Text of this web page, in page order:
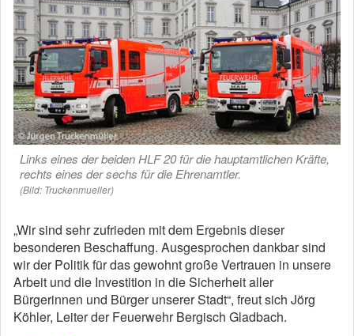
Links eines der beiden HLF 20 für die hauptamtlichen Kräfte,
rechts eines der sechs für die Ehrenamtler.
(Bild: Truckenmueller)
„Wir sind sehr zufrieden mit dem Ergebnis dieser
besonderen Beschaffung. Ausgesprochen dankbar sind
wir der Politik für das gewohnt große Vertrauen in unsere
Arbeit und die Investition in die Sicherheit aller
Bürgerinnen und Bürger unserer Stadt“, freut sich Jörg
Köhler, Leiter der Feuerwehr Bergisch Gladbach.